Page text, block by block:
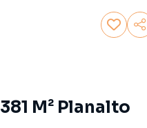
M² Planalto